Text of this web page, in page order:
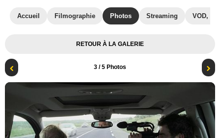
Accueil Filmographie Photos Streaming VOD,
RETOUR À LA GALERIE
3 / 5 Photos